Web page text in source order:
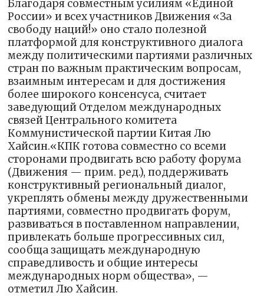
Благодаря совместным усилиям «Единой
России» и всех участников Движения «За
свободу наций!» оно стало полезной
платформой для конструктивного диалога
между политическими партиями различных
стран по важным практическим вопросам,
взаимным интересам и для достижения
более широкого консенсуса, считает
заведующий Отделом международных
связей Центрального комитета
Коммунистической партии Китая Лю
Хайсин.«КПК готова совместно со всеми
сторонами продвигать всю работу форума
(Движения — прим. ред.), поддерживать
конструктивный региональный диалог,
укреплять обмены между дружественными
партиями, совместно продвигать форум,
развиваться в поставленном направлении,
привлекать больше прогрессивных сил,
сообща защищать международную
справедливость и общие интересы
международных норм общества», —
отметил Лю Хайсин.